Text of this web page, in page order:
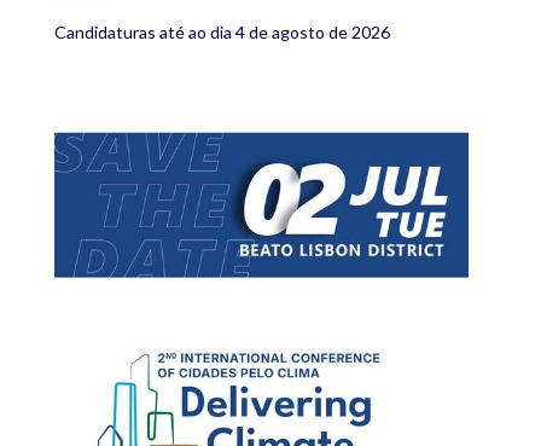
Candidaturas até ao dia 4 de agosto de 2026
cidadespeloclima.jpg